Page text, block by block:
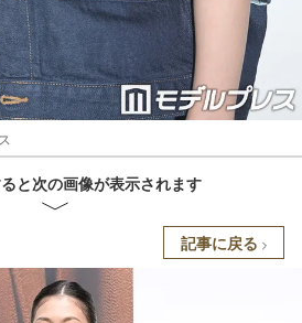
と次の画像が表示されます
記事に戻る